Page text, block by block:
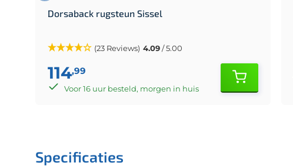
Dorsaback rugsteun Sissel
(23 Reviews) 4.09/ 5.00
114,99
Voor 16 uur besteld, morgen in huis
Specificaties